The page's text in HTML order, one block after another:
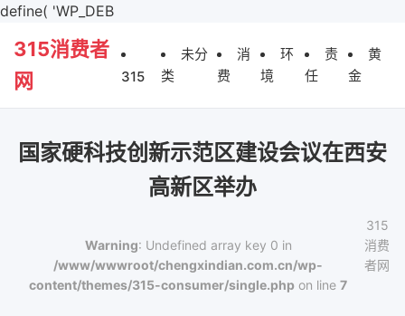
define( 'WP_DEB
315消费者
网
315
未分
类
消
费
环
境
责
任
黄
金
国家硬科技创新示范区建设会议在西安
高新区举办
Warning: Undefined array key 0 in
/www/wwwroot/chengxindian.com.cn/wp-
content/themes/315-consumer/single.php on line7
315
消费
者网